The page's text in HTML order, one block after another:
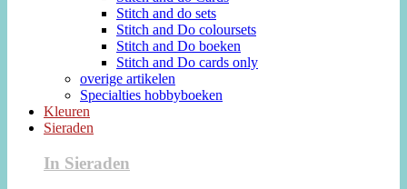
Stitch and do sets
Stitch and Do coloursets
Stitch and Do boeken
Stitch and Do cards only
overige artikelen
Specialties hobbyboeken
Kleuren
Sieraden
In Sieraden